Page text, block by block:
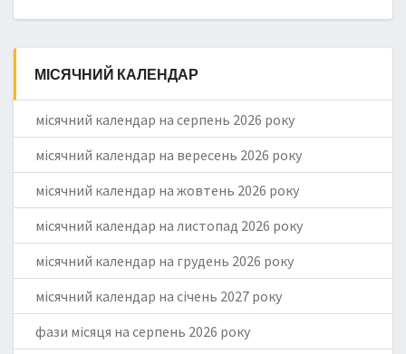
МІСЯЧНИЙ КАЛЕНДАР
місячний календар на серпень 2026 року
місячний календар на вересень 2026 року
місячний календар на жовтень 2026 року
місячний календар на листопад 2026 року
місячний календар на грудень 2026 року
місячний календар на січень 2027 року
фази місяця на серпень 2026 року